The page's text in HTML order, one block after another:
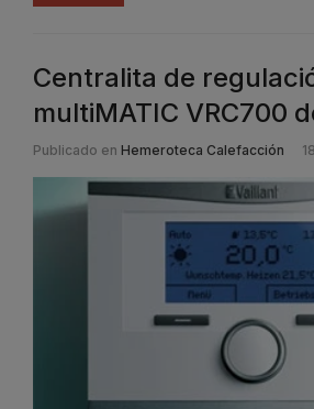
Centralita de
multiMATIC VRC700
Publicado en Hemeroteca Calefacción